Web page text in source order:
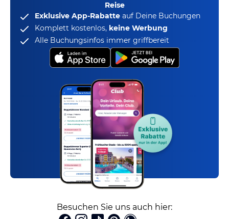
Reise
Exklusive App-Rabatte auf Deine Buchungen
Komplett kostenlos, keine Werbung
Alle Buchungsinfos immer griffbereit
Besuchen Sie uns auch hier: